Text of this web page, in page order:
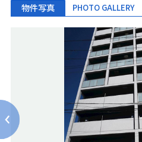
物件写真 PHOTO GALLERY